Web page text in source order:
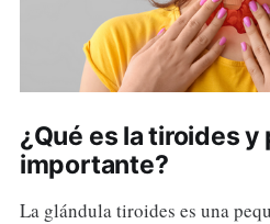
¿Qué es la tiroides y
importante?
La glándula tiroides es una